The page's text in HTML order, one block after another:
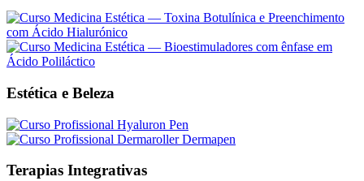
Estética e Beleza
Terapias Integrativas